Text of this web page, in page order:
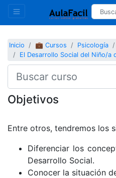
Inicio 💼 Cursos Psicología
El Desarrollo Social del Niño/a
Objetivos
Entre otros, tendremos los
Diferenciar los
Desarrollo Social.
Conocer la situación